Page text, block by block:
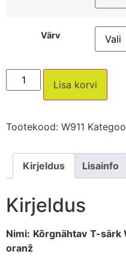
Värv
Lisa korvi
Tootekood: W911
Kirjeldus Lisainfo
Kirjeldus
Nimi: Kõrgnähtav T-särk
oranž